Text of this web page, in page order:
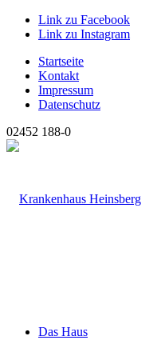
Link zu Facebook
Link zu Instagram
Startseite
Kontakt
Impressum
Datenschutz
02452 188-0
Das Haus